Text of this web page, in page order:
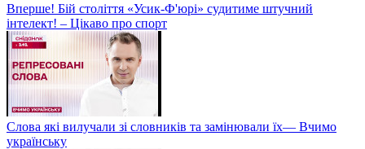
Вперше! Бій століття «Усик-Ф'юрі» судитиме штучний
інтелект! – Цікаво про спорт
Слова які вилучали зі словників та замінювали їх— Вчимо
українську